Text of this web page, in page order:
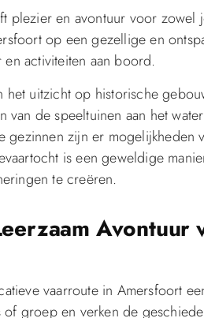
plezier en avontuur voor
op een gezellige en
activiteiten aan boord.
uitzicht op historische
van de speeltuinen aan het
zijn er mogelijkheden
is een geweldige
te creëren.
Avontuur
vaarroute in Amersfoort
groep en verken de